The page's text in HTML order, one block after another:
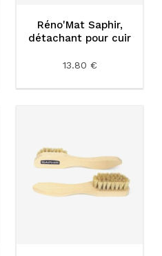
Réno'Mat Saphir,
détachant pour cuir
13.80 €